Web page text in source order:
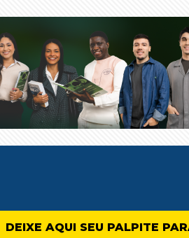
DEIXE AQUI SEU PALPITE